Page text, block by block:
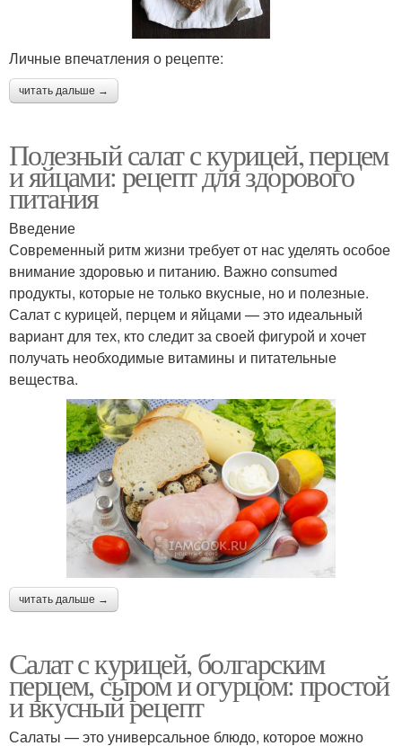
Личные впечатления о рецепте:
читать дальше →
Полезный салат с курицей, перцем
и яйцами: рецепт для здорового
питания
Введение
Современный ритм жизни требует от нас уделять особое
внимание здоровью и питанию. Важно consumed
продукты, которые не только вкусные, но и полезные.
Салат с курицей, перцем и яйцами — это идеальный
вариант для тех, кто следит за своей фигурой и хочет
получать необходимые витамины и питательные
вещества.
читать дальше →
Салат с курицей, болгарским
перцем, сыром и огурцом: простой
и вкусный рецепт
Салаты — это универсальное блюдо, которое можно